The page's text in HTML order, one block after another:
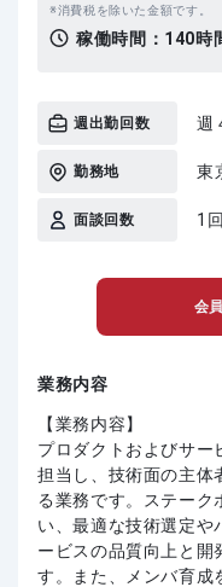
消費税を除いた金額です。
稼働時間： 140時
週出勤回数 週
勤務地 東
面談回数 1回
会
業務内容
【業務内容】
プロダクトおよびサー
担当し、技術面の主体
る業務です。ステーク
い、最適な技術選定や
ービスの品質向上と開
す。また、メンバ育成